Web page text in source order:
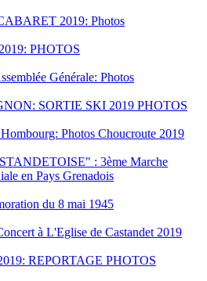
2019: Photos
PHOTOS
Générale: Photos
SORTIE SKI 2019 PHOTOS
Photos Choucroute 2019
: 3ème Marche
en Pays Grenadois
du 8 mai 1945
à L'Eglise de Castandet 2019
REPORTAGE PHOTOS